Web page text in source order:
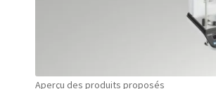
Validation de la commande
Aperçu des produits proposés